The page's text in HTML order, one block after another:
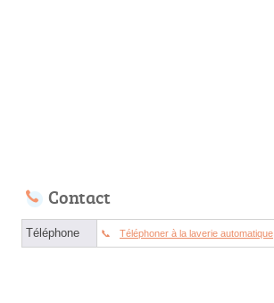
Contact
Téléphone Téléphoner à la laverie automatique